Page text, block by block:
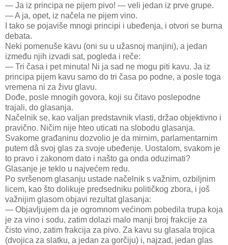
— Ja iz principa ne pijem pivo! — veli jedan iz prve grupe.
— A ja, opet, iz načela ne pijem vino.
I tako se pojaviše mnogi principi i ubeđenja, i otvori se burna
debata.
Neki pomenuše kavu (oni su u užasnoj manjini), a jedan
između njih izvadi sat, pogleda i reče:
— Tri časa i pet minuta! Ni ja sad ne mogu piti kavu. Ja iz
principa pijem kavu samo do tri časa po podne, a posle toga
vremena ni za živu glavu.
Dođe, posle mnogih govora, koji su čitavo poslepodne
trajali, do glasanja.
Načelnik se, kao valjan predstavnik vlasti, držao objektivno i
pravično. Ničim nije hteo uticati na slobodu glasanja.
Svakome građaninu dozvolio je da mirnim, parlamentarnim
putem dâ svoj glas za svoje ubeđenje. Uostalom, svakom je
to pravo i zakonom dato i našto ga onda oduzimati?
Glasanje je teklo u najvećem redu.
Po svršenom glasanju ustade načelnik s važnim, ozbiljnim
licem, kao što dolikuje predsedniku političkog zbora, i još
važnijim glasom objavi rezultat glasanja:
— Objavljujem da je ogromnom većinom pobedila trupa koja
je za vino i sodu, zatim dolazi malo manji broj frakcije za
čisto vino, zatim frakcija za pivo. Za kavu su glasala trojica
(dvojica za slatku, a jedan za gorčiju) i, najzad, jedan glas